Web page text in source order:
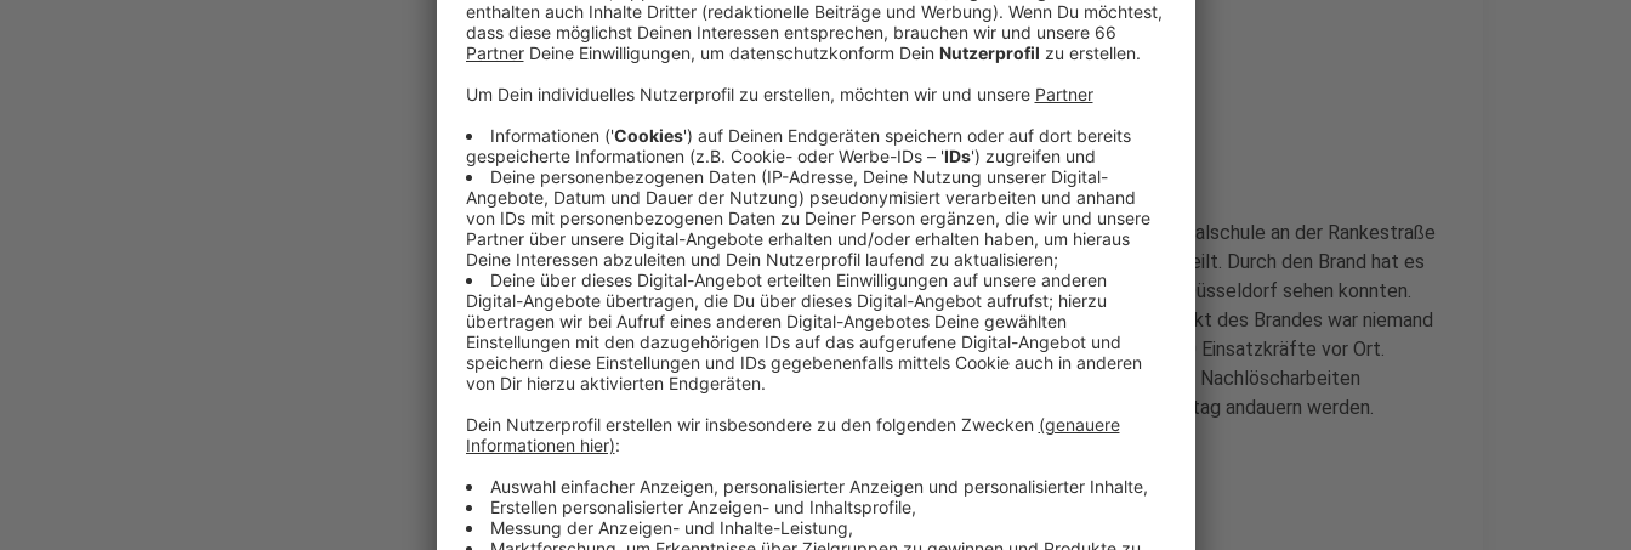
Anzeige
Brand am Schulzentrum
Anzeige
Dort hat es an einem Schulzentrum gebrannt - Gymnasium und Realschule an der Rankestraße
konnten nicht gerettet werden. Das hat dieStadt Erkrath
mitgeteilt. Durch den Brand hat es
eine massive Rauchentwicklung gegeben, die wir auch bei uns in Düsseldorf sehen konnten.
Eine Gefahr habe nicht bestanden, so dieFeuerwehr
. Zum Zeitpunkt des Brandes war niemand
im Gebäude. Es wurde gerade saniert. Zwischenzeitlich waren 250 Einsatzkräfte vor Ort.
Aktuell (Stand 14.05.25; 6:30) sind noch rund 60 Einsatzkräfte mit Nachlöscharbeiten
beschäftigt. Die Feuerwehr schätzt, dass diese noch bis zum Mittag andauern werden.